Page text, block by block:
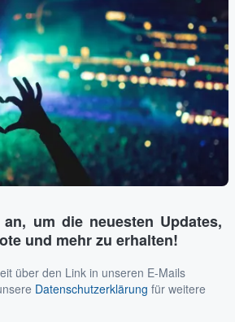
um die neuesten Updates,
und mehr zu erhalten!
über den Link in unseren E-Mails
Datenschutzerklärung für weitere